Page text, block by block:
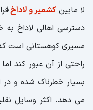
لا مابینکشمیر و لاداخ
دسترسی اهالی لاداخ
مسیری کوهستانی است
راحتی از آن عبور کند
بسیار خطرناک شده و در
می دهد. اکثر وسایل